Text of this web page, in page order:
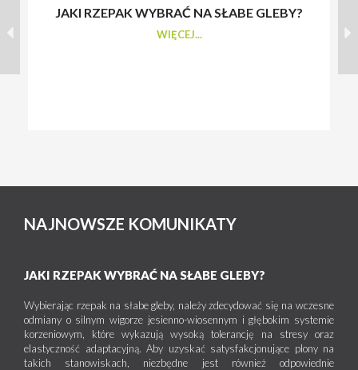
JAKI RZEPAK WYBRAĆ NA SŁABE GLEBY?
WIĘCEJ...
NAJNOWSZE KOMUNIKATY
JAKI RZEPAK WYBRAĆ NA SŁABE GLEBY?
Wybierając rzepak na słabe gleby, należy zdecydować się na wczesne
odmiany o silnym wigorze jesienno-wiosennym i głębokim systemie
korzeniowym, które wykazują wysoką tolerancję na stresy oraz
elastyczność adaptacyjną. Aby uzyskać satysfakcjonujące plony na
takich stanowiskach, niezbędne jest również odpowiednie